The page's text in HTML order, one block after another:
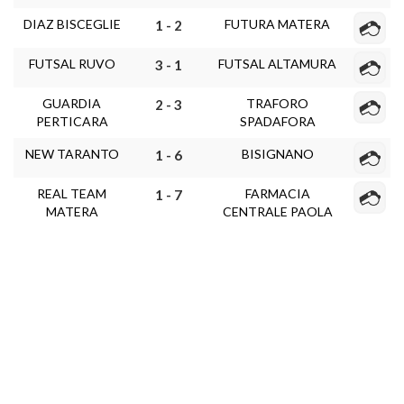
DIAZ BISCEGLIE 1 - 2 FUTURA MATERA
FUTSAL RUVO 3 - 1 FUTSAL ALTAMURA
GUARDIA
PERTICARA
2 - 3
TRAFORO
SPADAFORA
NEW TARANTO 1 - 6 BISIGNANO
REAL TEAM
MATERA
1 - 7
FARMACIA
CENTRALE PAOLA